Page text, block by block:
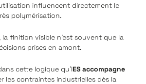
influencent directement le
polymérisation.
la finition visible n'est souvent que la
prises en amont.
cette logique qu'IES accompagne
les contraintes industrielles dès la